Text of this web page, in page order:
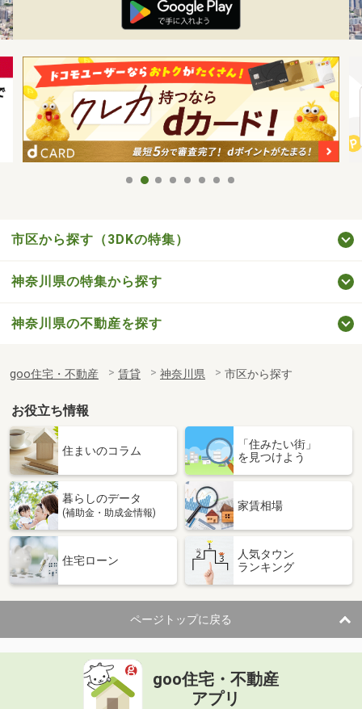
市区から探す（3DKの特集）
神奈川県の特集から探す
神奈川県の不動産を探す
goo住宅・不動産 賃貸 神奈川県 市区から探す
お役立ち情報
住まいのコラム
「住みたい街」
を見つけよう
暮らしのデータ
(補助金・助成金情報)
家賃相場
住宅ローン
人気タウン
ランキング
ページトップに戻る
goo住宅・不動産
アプリ